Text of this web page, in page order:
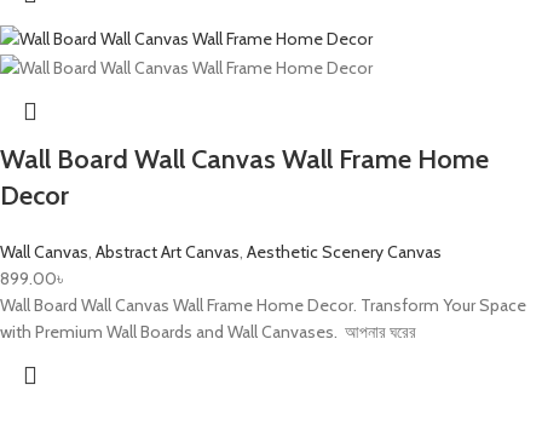
Wall Board Wall Canvas Wall Frame Home
Decor
Wall Canvas, Abstract Art Canvas, Aesthetic Scenery Canvas
899.00৳
Wall Board Wall Canvas Wall Frame Home Decor. Transform Your Space
with Premium Wall Boards and Wall Canvases. আপনার ঘরের